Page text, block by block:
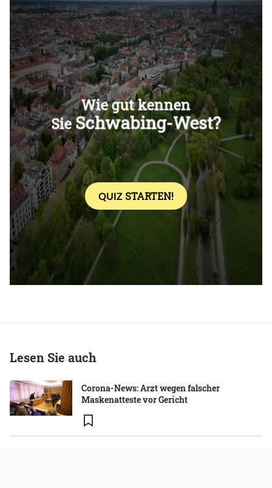
Überspringen
Lesen Sie auch
Corona-News: Arzt wegen falscher
Maskenatteste vor Gericht